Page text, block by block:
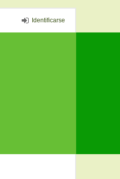
Identificarse